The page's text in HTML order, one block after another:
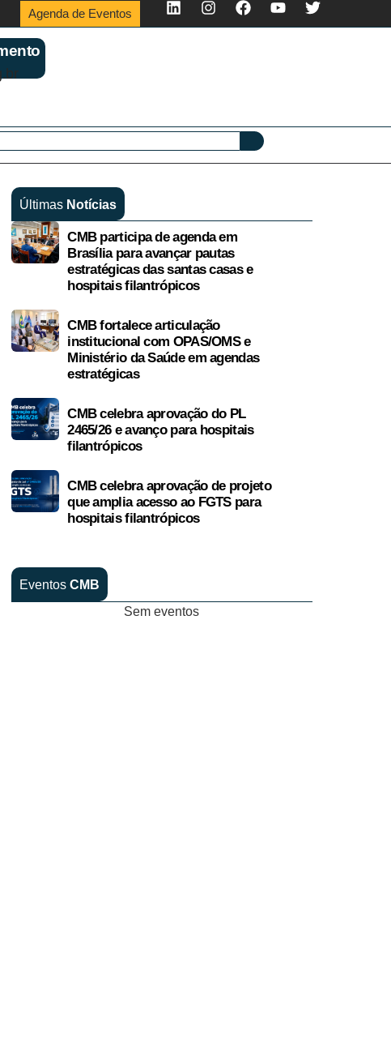
Agenda de Eventos
Últimas Notícias
CMB participa de agenda em
Brasília para avançar pautas
estratégicas das santas casas e
hospitais filantrópicos
CMB fortalece articulação
institucional com OPAS/OMS e
Ministério da Saúde em agendas
estratégicas
CMB celebra aprovação do PL
2465/26 e avanço para hospitais
filantrópicos
CMB celebra aprovação de projeto
que amplia acesso ao FGTS para
hospitais filantrópicos
Eventos CMB
Sem eventos